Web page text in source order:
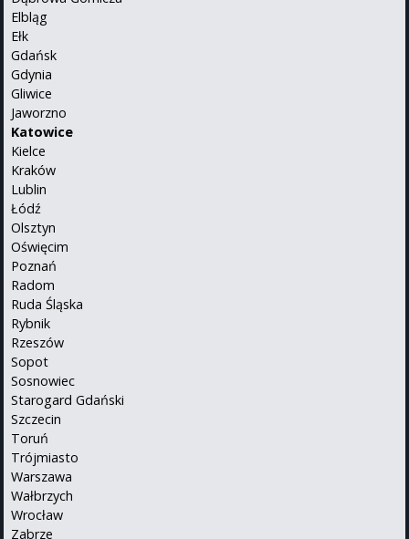
Elbląg
Ełk
Gdańsk
Gdynia
Gliwice
Jaworzno
Katowice
Kielce
Kraków
Lublin
Łódź
Olsztyn
Oświęcim
Poznań
Radom
Ruda Śląska
Rybnik
Rzeszów
Sopot
Sosnowiec
Starogard Gdański
Szczecin
Toruń
Trójmiasto
Warszawa
Wałbrzych
Wrocław
Zabrze